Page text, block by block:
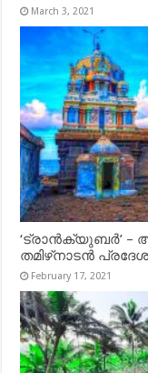
March 3, 2021
‘ട്രാൻക്യുബർ’ –
തമിഴ്‌നാടൻ
February 17, 2021